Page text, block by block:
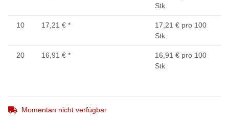
Stk
10 17,21 € *
17,21 € pro 100
Stk
20 16,91 € *
16,91 € pro 100
Stk
Momentan nicht verfügbar